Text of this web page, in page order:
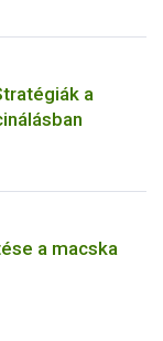
a
a macska